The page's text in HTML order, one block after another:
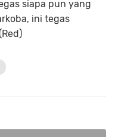
siapa pun yang
ini tegas